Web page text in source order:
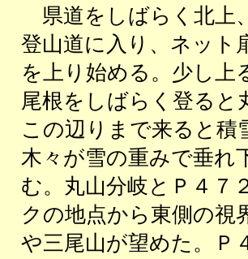
県道をしばらく北上
登山道に入り、ネット
を上り始める。少し上
尾根をしばらく登ると
この辺りまで来ると積
木々が雪の重みで垂れ
む。丸山分岐とＰ４７
クの地点から東側の視
や三尾山が望めた。Ｐ